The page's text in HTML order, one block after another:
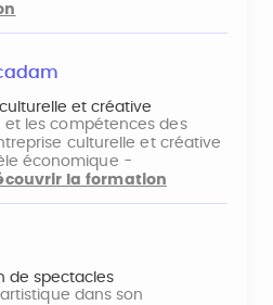
et créative
les compétences des
culturelle et créative
économique -
la formation
de spectacles
dans son